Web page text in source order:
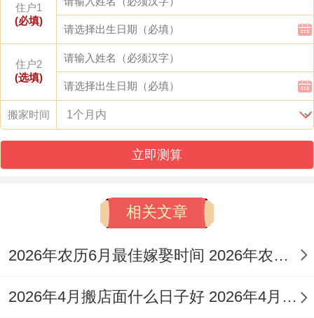
冲煞:冲虎（壬寅）煞南
吉时建议:虽位白虎黑道日，但日辰指数高。
选择中午11点-下午1点（午时）进行关键步
骤，可借阳气旺盛化解。
适合人群：适合需共同进交盒屋修缮或动土
的家庭;属虎者不宜在此日搬家。
：此日「执」星当值，有执行、掌
管之象，适合决定性的行动...但需注意避开
煞南的方位.
3. 2026年4月5日
住户1
(必填)
住户2
(选填)
搬家时间
立即测算
相关文章
2026年农历6月最佳嫁娶时间 2026年农历6月26结婚好不好
2026年4月搬店面什么日子好 2026年4月搬迁吉祥日